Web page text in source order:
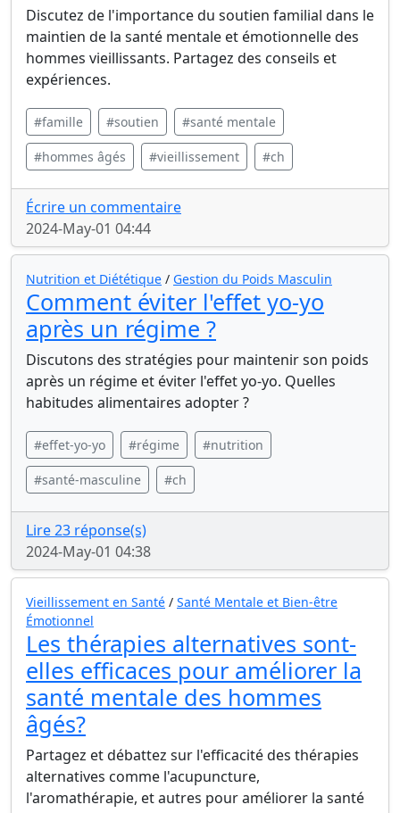
Discutez de l'importance du soutien familial dans le
maintien de la santé mentale et émotionnelle des
hommes vieillissants. Partagez des conseils et
expériences.
#famille #soutien #santé mentale
#hommes âgés #vieillissement #ch
Écrire un commentaire
2024-May-01 04:44
Nutrition et Diététique / Gestion du Poids Masculin
Comment éviter l'effet yo-yo
après un régime ?
Discutons des stratégies pour maintenir son poids
après un régime et éviter l'effet yo-yo. Quelles
habitudes alimentaires adopter ?
#effet-yo-yo #régime #nutrition
#santé-masculine #ch
Lire 23 réponse(s)
2024-May-01 04:38
Vieillissement en Santé / Santé Mentale et Bien-être
Émotionnel
Les thérapies alternatives sont-
elles efficaces pour améliorer la
santé mentale des hommes
âgés?
Partagez et débattez sur l'efficacité des thérapies
alternatives comme l'acupuncture,
l'aromathérapie, et autres pour améliorer la santé